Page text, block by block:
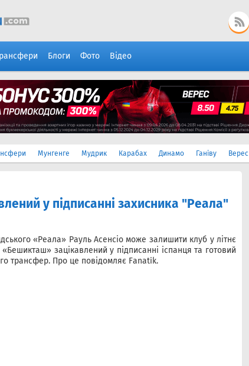
Блоги Фото Відео
Мунгенге Мудрик Карабах Динамо Ганіву Верес
у підписанні захисника "Реала"
«Реала» Рауль Асенсіо може залишити клуб у літнє
зацікавлений у підписанні іспанця та готовий
трансфер. Про це повідомляє Fanatik.